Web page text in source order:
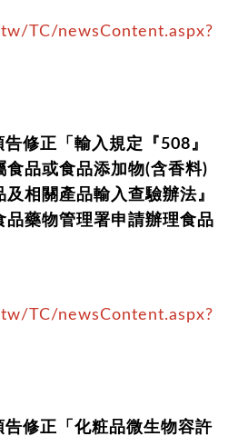
TC/newsContent.aspx?
修正「輸入規定『508』
品或食品添加物(含香料)
相關產品輸入查驗辦法』
品藥物管理署申請辦理食品
TC/newsContent.aspx?
修正「化粧品微生物容許